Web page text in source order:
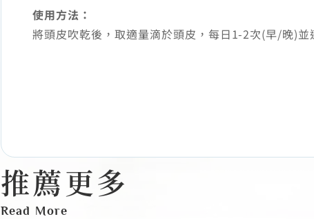
使用方法：
將頭皮吹乾後，取適量滴於頭皮，每日1-2次(早/晚)並
推薦更多
Read More